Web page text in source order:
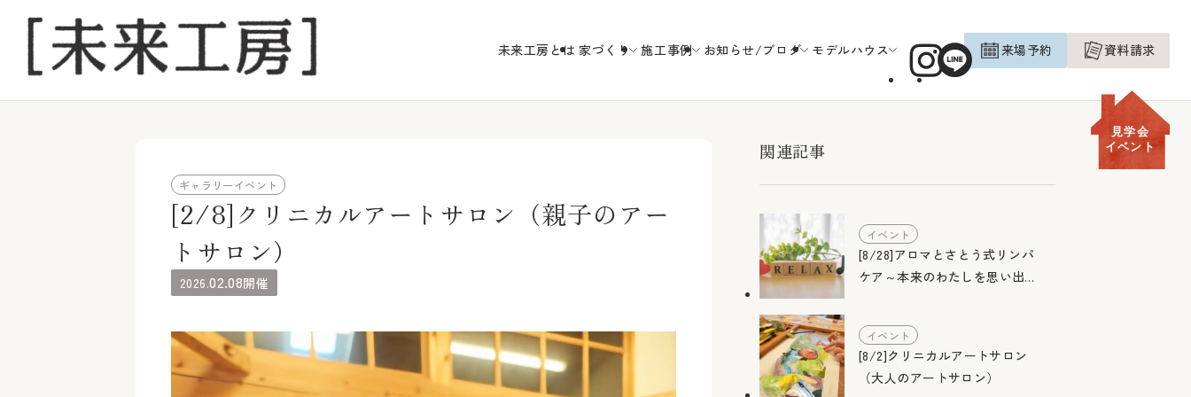
未来工房とは
未来工房の
家づくり 施工事例 お知らせ/ブログ モデルハウス 来場予約 資料請求
見学会
イベント
ギャラリーイベント
[2/8]クリニカルアートサロン（親子のアー
トサロン）
2026.02.08開催
関連記事
イベント
[8/28]アロマとさとう式リンパ
ケア～本来のわたしを思い出す
イベント
[8/2]クリニカルアートサロン
（大人のアートサロン）